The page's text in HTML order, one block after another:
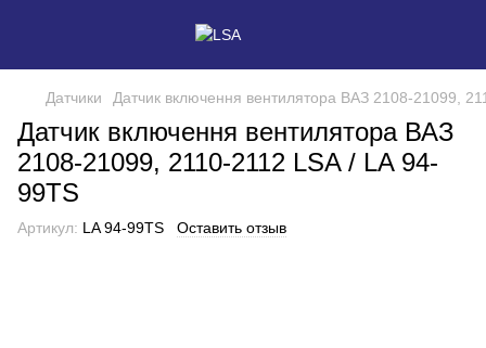
Датчики Датчик включення вентилятора ВАЗ 2108-21099,
Датчик включення вентилятора ВАЗ
2108-21099, 2110-2112 LSA / LA 94-
99TS
Артикул: LA 94-99TS Оставить отзыв